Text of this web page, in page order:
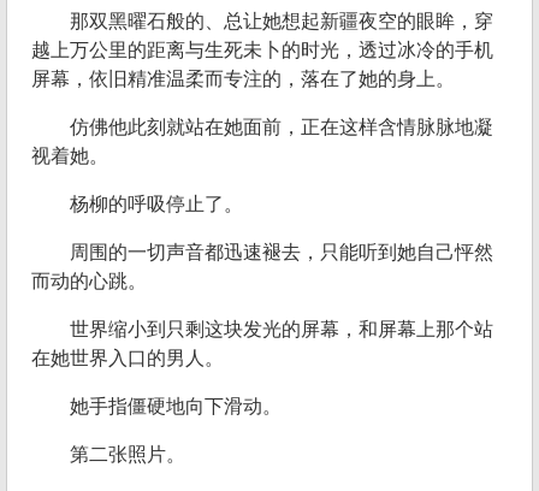
那双黑曜石般的、总让她想起新疆夜空的眼眸，穿
越上万公里的距离与生死未卜的时光，透过冰冷的手机
屏幕，依旧精准温柔而专注的，落在了她的身上。
仿佛他此刻就站在她面前，正在这样含情脉脉地凝
视着她。
杨柳的呼吸停止了。
周围的一切声音都迅速褪去，只能听到她自己怦然
而动的心跳。
世界缩小到只剩这块发光的屏幕，和屏幕上那个站
在她世界入口的男人。
她手指僵硬地向下滑动。
第二张照片。